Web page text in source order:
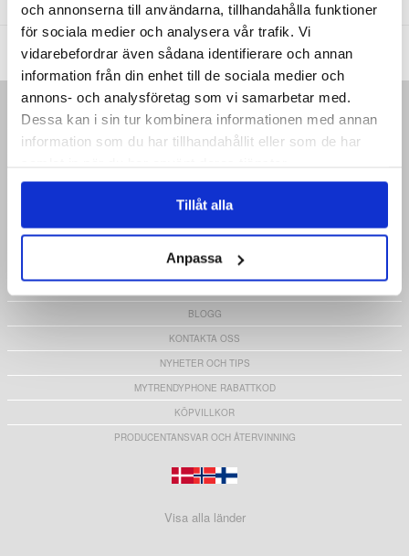
och annonserna till användarna, tillhandahålla funktioner
för sociala medier och analysera vår trafik. Vi
vidarebefordrar även sådana identifierare och annan
information från din enhet till de sociala medier och
annons- och analysföretag som vi samarbetar med.
Dessa kan i sin tur kombinera informationen med annan
information som du har tillhandahållit eller som de har
Tillåt alla
Anpassa
KARLEBOVEJ 59
HEM
KUNDSERVICE
CLUB TRENDY
REPARATIONSGUIDER
BLOGG
KONTAKTA OSS
NYHETER OCH TIPS
MYTRENDYPHONE RABATTKOD
KÖPVILLKOR
PRODUCENTANSVAR OCH ÅTERVINNING
Visa alla länder